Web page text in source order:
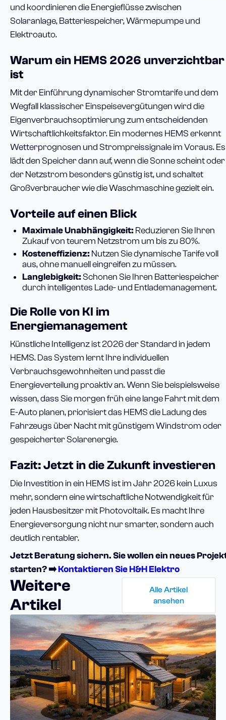
und koordinieren die Energieflüsse zwischen
Solaranlage, Batteriespeicher, Wärmepumpe und
Elektroauto.
Warum ein HEMS 2026 unverzichtbar
ist
Mit der Einführung dynamischer Stromtarife und dem
Wegfall klassischer Einspeisevergütungen wird die
Eigenverbrauchsoptimierung zum entscheidenden
Wirtschaftlichkeitsfaktor. Ein modernes HEMS erkennt
Wetterprognosen und Strompreissignale im Voraus. Es
lädt den Speicher dann auf, wenn die Sonne scheint oder
der Netzstrom besonders günstig ist, und schaltet
Großverbraucher wie die Waschmaschine gezielt ein.
Vorteile auf einen Blick
Maximale Unabhängigkeit: Reduzieren Sie Ihren
Zukauf von teurem Netzstrom um bis zu 80%.
Kosteneffizienz: Nutzen Sie dynamische Tarife voll
aus, ohne manuell eingreifen zu müssen.
Langlebigkeit: Schonen Sie Ihren Batteriespeicher
durch intelligentes Lade- und Entlademanagement.
Die Rolle von KI im
Energiemanagement
Künstliche Intelligenz ist 2026 der Standard in jedem
HEMS. Das System lernt Ihre individuellen
Verbrauchsgewohnheiten und passt die
Energieverteilung proaktiv an. Wenn Sie beispielsweise
wissen, dass Sie morgen früh eine lange Fahrt mit dem
E-Auto planen, priorisiert das HEMS die Ladung des
Fahrzeugs über Nacht mit günstigem Windstrom oder
gespeicherter Solarenergie.
Fazit: Jetzt in die Zukunft investieren
Die Investition in ein HEMS ist im Jahr 2026 kein Luxus
mehr, sondern eine wirtschaftliche Notwendigkeit für
jeden Hausbesitzer mit Photovoltaik. Es macht Ihre
Energieversorgung nicht nur smarter, sondern auch
deutlich rentabler.
Jetzt Beratung sichern. Sie wollen ein neues
starten? ➡️Kontaktieren Sie H&H Elektro
Weitere
Artikel
Alle Artikel
ansehen